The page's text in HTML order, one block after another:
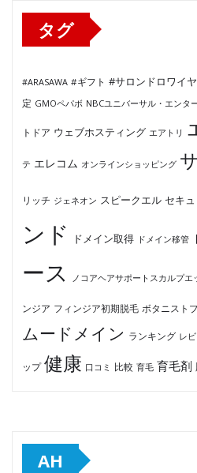
タグ
#ARASAWA #ギフト #サロンドロワイ
定 GMOペパボ NBCユニバーサル・エンタ
トドア ウェブホスティング エアトリ
テ エレコム オンラインショッピング
リッチ ジェネオン スピークエル セキ
ンド
ドメイン取得 ドメイン移管
ース
ノコアヘアサポートスカルプエ
ンジア フィンジア初期脱毛 ボタニスト
ムードメイン ランキング レ
ップ 健康 口コミ 比較 育毛 育毛剤
AH